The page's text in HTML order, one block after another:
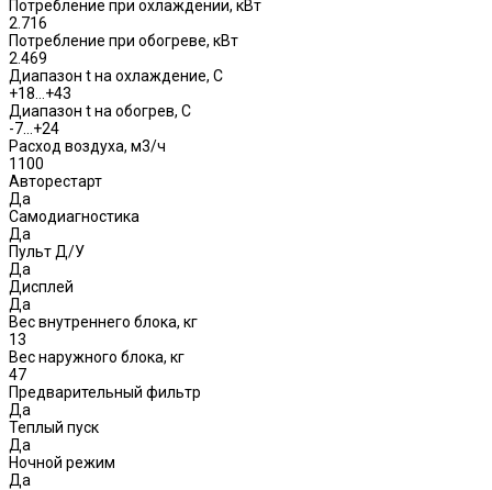
Потребление при охлаждении, кВт
2.716
Потребление при обогреве, кВт
2.469
Диапазон t на охлаждение, С
+18…+43
Диапазон t на обогрев, С
-7…+24
Расход воздуха, м3/ч
1100
Авторестарт
Да
Самодиагностика
Да
Пульт Д/У
Да
Дисплей
Да
Вес внутреннего блока, кг
13
Вес наружного блока, кг
47
Предварительный фильтр
Да
Теплый пуск
Да
Ночной режим
Да